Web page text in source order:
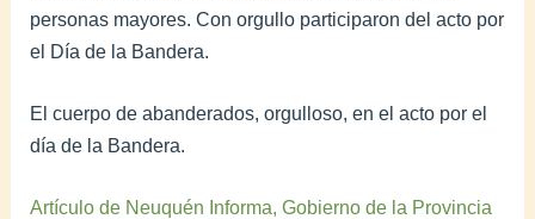
personas mayores. Con orgullo participaron del acto por
el Día de la Bandera.
El cuerpo de abanderados, orgulloso, en el acto por el
día de la Bandera.
Artículo de Neuquén Informa, Gobierno de la Provincia